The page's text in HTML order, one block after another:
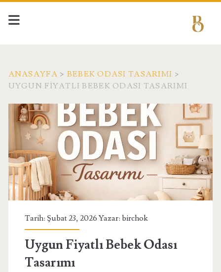
ANASAYFA > BEBEK ODASI TASARIMI >
UYGUN FIYATLI BEBEK ODASI TASARIMI
Tarih: Şubat 23, 2026 Yazar: birchok
Uygun Fiyatlı Bebek Odası
Tasarımı